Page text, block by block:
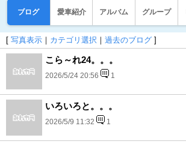
ブログ 愛車紹介 アルバム グループ
[ 写真表示 ｜ カテゴリ選択 ｜ 過去のブログ ]
こら～れ24。。。
2026/5/24 20:56 1
いろいろと。。。
2026/5/9 11:32 1